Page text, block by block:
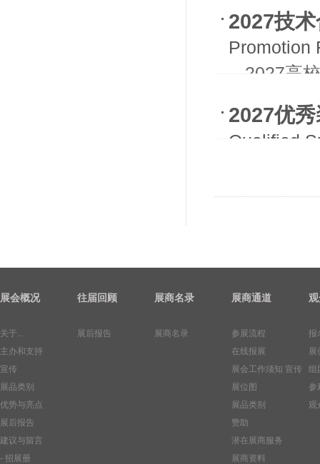
2027技
Promotion
- -2027高
2027优
Qualified
展会概况
关于...
主办和支持
宣传
展品类别
优势与亮点
展后报告
建议与留言
- 招展册
往届回顾
展后报告
展商名录
展商名录
展商通道
参展流程
在线报展
展会工作须知 宣传
展位图
展品类别
赞助
潜在展商服务
展商资料
报
展
组
参
观